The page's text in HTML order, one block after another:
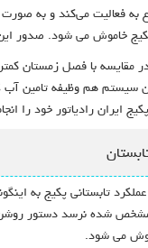
به فعالیت می‌کند و به
خاموش می شود. صدور این
مقایسه با فصل زمستان
هم وظیفه تامین آب
رادیاتور خود را
تابستانی پکیج به
شده نرسد دستور
می شود.